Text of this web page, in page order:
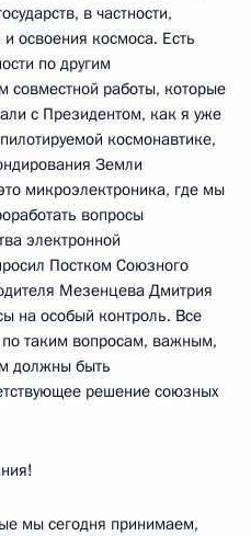
в частности,
освоения космоса. Есть
по другим
совместной работы, которые
с Президентом, как я уже
космонавтике,
Земли
микроэлектроника, где мы
вопросы
электронной
Постком Союзного
Мезенцева Дмитрия
на особый контроль. Все
по таким вопросам, важным,
должны быть
решение союзных
мы сегодня принимаем,